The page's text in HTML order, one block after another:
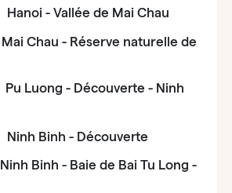
Hanoi - Vallée de Mai Chau
Mai Chau - Réserve naturelle de
Pu Luong - Découverte - Ninh
Ninh Binh - Découverte
Ninh Binh - Baie de Bai Tu Long -